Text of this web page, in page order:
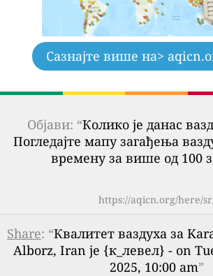
Сазнајте више на>
Објави: “Колико је данас
Погледајте мапу загађења
времену за више од 100
https://aqicn.org/here/
Share: “Квалитет ваздуха за
Alborz, Iran је {к_левел} - on
2025, 10:00 am”